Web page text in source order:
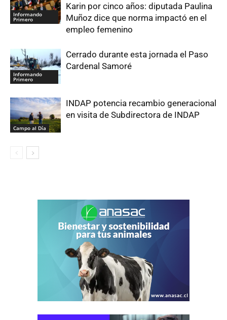
Informando
Primero
Karin por cinco años: diputada Paulina
Muñoz dice que norma impactó en el
empleo femenino
Informando
Primero
Cerrado durante esta jornada el Paso
Cardenal Samoré
Campo al Día
INDAP potencia recambio generacional
en visita de Subdirectora de INDAP